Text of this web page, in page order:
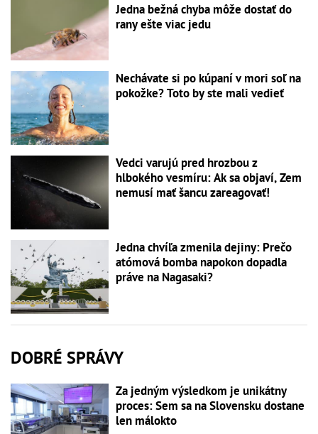
Jedna bežná chyba môže dostať do
rany ešte viac jedu
Nechávate si po kúpaní v mori soľ na
pokožke? Toto by ste mali vedieť
Vedci varujú pred hrozbou z
hlbokého vesmíru: Ak sa objaví, Zem
nemusí mať šancu zareagovať!
Jedna chvíľa zmenila dejiny: Prečo
atómová bomba napokon dopadla
práve na Nagasaki?
DOBRÉ SPRÁVY
Za jedným výsledkom je unikátny
proces: Sem sa na Slovensku dostane
len málokto